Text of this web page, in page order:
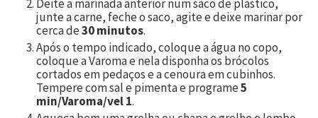
Deite a marinada anterior num saco de plástico,
junte a carne, feche o saco, agite e deixe marinar por
cerca de30 minutos.
Após o tempo indicado, coloque a água no copo,
coloque a Varoma e nela disponha os brócolos
cortados em pedaços e a cenoura em cubinhos.
Tempere com sal e pimenta e programe5
min/Varoma/vel 1.